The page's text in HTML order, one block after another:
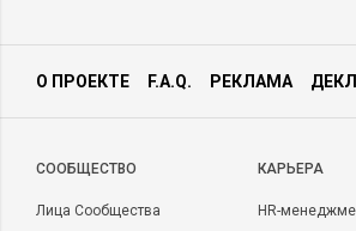
О ПРОЕКТЕ F.A.Q. РЕКЛАМА
CООБЩЕСТВО
Лица Сообщества
КАРЬЕРА
HR-